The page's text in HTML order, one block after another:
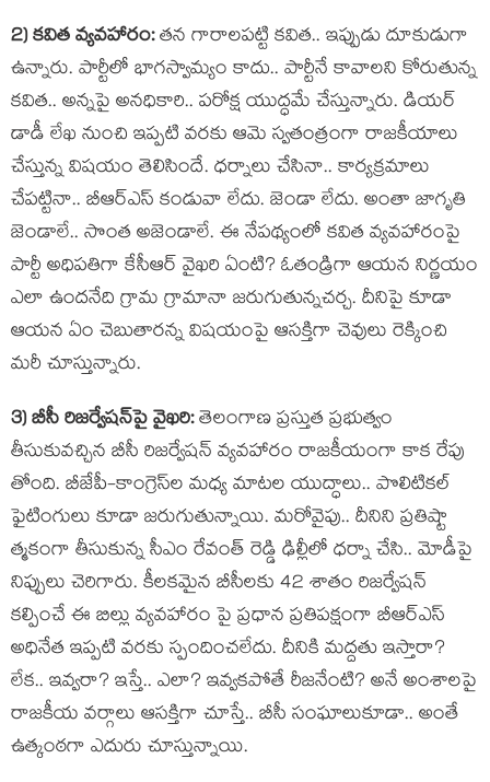
2) క‌విత వ్య‌వ‌హారం:త‌న గారాల‌ప‌ట్టి క‌విత‌.. ఇప్పుడు దూకుడుగా
ఉన్నారు. పార్టీలో భాగ‌స్వామ్యం కాదు.. పార్టీనే కావాల‌ని కోరుతున్న
క‌విత‌.. అన్న‌పై అన‌ధికారి.. ప‌రోక్ష యుద్ధ‌మే చేస్తున్నారు. డియ‌ర్
డాడీ లేఖ నుంచి ఇప్ప‌టి వ‌ర‌కు ఆమె స్వ‌తంత్రంగా రాజ‌కీయాలు
చేస్తున్న విష‌యం తెలిసిందే. ధ‌ర్నాలు చేసినా.. కార్య‌క్ర‌మాలు
చేప‌ట్టినా.. బీఆర్ఎస్ కండువా లేదు. జెండా లేదు. అంతా జాగృతి
జెండాలే.. సొంత అజెండాలే. ఈ నేప‌థ్యంలో క‌విత వ్య‌వ‌హారంపై
పార్టీ అధిప‌తిగా కేసీఆర్ వైఖ‌రి ఏంటి? ఓతండ్రిగా ఆయ‌న నిర్ణ‌యం
ఎలా ఉంద‌నేది గ్రామ గ్రామానా జ‌రుగుతున్న‌చ‌ర్చ‌. దీనిపై కూడా
ఆయ‌న ఏం చెబుతార‌న్న విష‌యంపై ఆస‌క్తిగా చెవులు రెక్కించి
మరీ చూస్తున్నారు.
3) బీసీ రిజ‌ర్వేష‌న్‌పై వైఖ‌రి:తెలంగాణ ప్ర‌స్తుత‌ ప్ర‌భుత్వం
తీసుకువ‌చ్చిన బీసీ రిజ‌ర్వేష‌న్ వ్య‌వ‌హారం రాజ‌కీయంగా కాక రేపు
తోంది. బీజేపీ-కాంగ్రెస్‌ల మ‌ధ్య మాట‌ల యుద్ధాలు.. పొలిటిక‌ల్
ఫైటింగులు కూడా జ‌రుగుతున్నాయి. మ‌రోవైపు.. దీనిని ప్ర‌తిష్టా
త్మ‌కంగా తీసుకున్న సీఎం రేవంత్ రెడ్డి ఢిల్లీలో ధ‌ర్నా చేసి.. మోడీపై
నిప్పులు చెరిగారు. కీల‌క‌మైన బీసీల‌కు 42 శాతం రిజ‌ర్వేష‌న్
క‌ల్పించే ఈ బిల్లు వ్య‌వ‌హారం పై ప్ర‌ధాన ప్ర‌తిప‌క్షంగా బీఆర్ఎస్
అధినేత ఇప్ప‌టి వ‌ర‌కు స్పందించ‌లేదు. దీనికి మ‌ద్ద‌తు ఇస్తారా?
లేక‌.. ఇవ్వ‌రా? ఇస్తే.. ఎలా? ఇవ్వ‌క‌పోతే రీజ‌నేంటి? అనే అంశాల‌పై
రాజ‌కీయ వ‌ర్గాలు ఆసక్తిగా చూస్తే.. బీసీ సంఘాలుకూడా.. అంతే
ఉత్కంఠ‌గా ఎదురు చూస్తున్నాయి.